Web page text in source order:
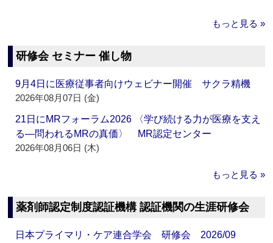
もっと見る »
研修会 セミナー 催し物
9月4日に医療従事者向けウェビナー開催 サクラ精機
2026年08月07日 (金)
21日にMRフォーラム2026 〈学び続ける力が医療を支え
る―問われるMRの真価〉 MR認定センター
2026年08月06日 (木)
もっと見る »
薬剤師認定制度認証機構 認証機関の生涯研修会
日本プライマリ・ケア連合学会 研修会 2026/09